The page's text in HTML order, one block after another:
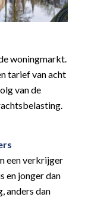
woningmarkt.
tarief van acht
van de
een verkrijger
en jonger dan
anders dan